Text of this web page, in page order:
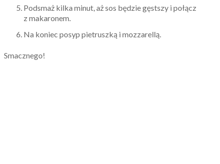
Podsmaż kilka minut, aż sos będzie gęstszy i połącz
z makaronem.
Na koniec posyp pietruszką i mozzarellą.
Smacznego!